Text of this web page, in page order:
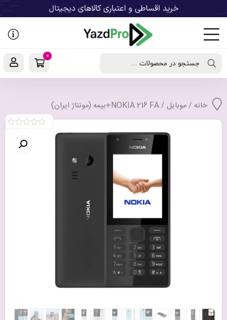
جستجو در محصولات ...
0
خانه /موبایل / NOKIA 216 FA+بیمه (مونتاژ ایران)